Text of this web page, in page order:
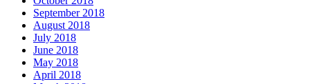
September 2018
August 2018
July 2018
June 2018
May 2018
April 2018